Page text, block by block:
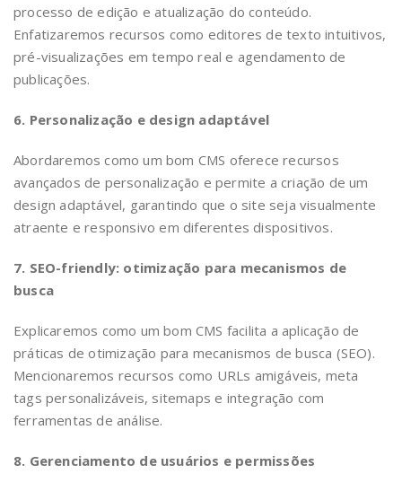
processo de edição e atualização do conteúdo.
Enfatizaremos recursos como editores de texto intuitivos,
pré-visualizações em tempo real e agendamento de
publicações.
6. Personalização e design adaptável
Abordaremos como um bom CMS oferece recursos
avançados de personalização e permite a criação de um
design adaptável, garantindo que o site seja visualmente
atraente e responsivo em diferentes dispositivos.
7. SEO-friendly: otimização para mecanismos de
busca
Explicaremos como um bom CMS facilita a aplicação de
práticas de otimização para mecanismos de busca (SEO).
Mencionaremos recursos como URLs amigáveis, meta
tags personalizáveis, sitemaps e integração com
ferramentas de análise.
8. Gerenciamento de usuários e permissões